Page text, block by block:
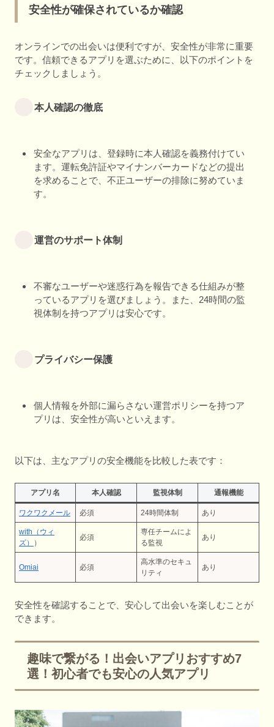
安全性が確保されているか確認
オンラインでの出会いは便利ですが、安全性が非常に重要
です。信頼できるアプリを選ぶために、以下のポイントを
チェックしましょう。
本人確認の徹底
安全なアプリは、登録時に本人確認を義務付けてい
ます。運転免許証やマイナンバーカードなどの提出
を求めることで、不正ユーザーの排除に努めていま
す。
運営のサポート体制
不審なユーザーや迷惑行為を報告できる仕組みが整
っているアプリを選びましょう。また、24時間の監
視体制を持つアプリは安心です。
プライバシー保護
個人情報を外部に漏らさない運営ポリシーを持つア
プリは、安全性が高いといえます。
以下は、主なアプリの安全機能を比較した表です：
アプリ名 本人確認 監視体制 通報機能
ワクワクメール 必須 24時間体制 あり
with（ウィ
ズ）
）
必須
専任チームによ
る監視
あり
Omiai 必須
高水準のセキュ
リティ
あり
安全性を確認することで、安心して出会いを楽しむことが
できます。
趣味で繋がる！出会いアプリおすすめ7
選！初心者でも安心の人気アプリ